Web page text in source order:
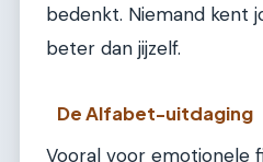
bedenkt. Niemand kent
beter dan jijzelf.
De Alfabet-uitdaging
Vooral voor emotionele